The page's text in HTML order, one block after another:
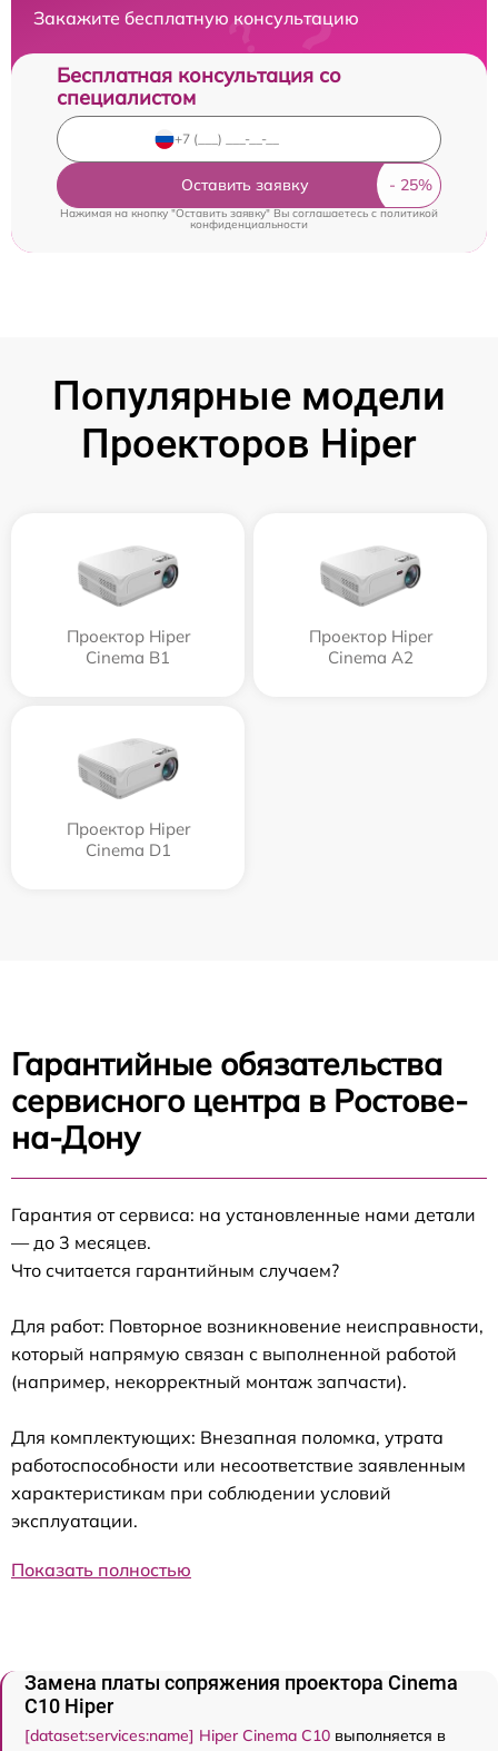
Закажите бесплатную консультацию
Бесплатная консультация со
специалистом
Оставить заявку
Нажимая на кнопку "Оставить заявку" Вы соглашаетесь cполитикой
конфиденциальности
Популярные модели
Проекторов Hiper
Проектор Hiper
Cinema B1
Проектор Hiper
Cinema A2
Проектор Hiper
Cinema D1
Гарантийные обязательства
сервисного центра в Ростове-
на-Дону
Гарантия от сервиса: на установленные нами детали
— до 3 месяцев.
Что считается гарантийным случаем?
Для работ: Повторное возникновение неисправности,
который напрямую связан с выполненной работой
(например, некорректный монтаж запчасти).
Для комплектующих: Внезапная поломка, утрата
работоспособности или несоответствие заявленным
характеристикам при соблюдении условий
эксплуатации.
Показать полностью
Замена платы сопряжения проектора Cinema
C10 Hiper
[dataset:services:name] Hiper Cinema C10 выполняется в